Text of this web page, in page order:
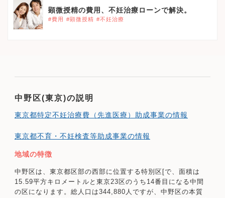
顕微授精の費用、不妊治療ローンで解決。
#費用 #顕微授精 #不妊治療
中野区(東京)の説明
東京都特定不妊治療費（先進医療）助成事業の情報
東京都不育・不妊検査等助成事業の情報
地域の特徴
中野区は、東京都区部の西部に位置する特別区[で、面積は
15.59平方キロメートルと東京23区のうち14番目になる中間
の区になります。総人口は344,880人ですが、中野区の本質